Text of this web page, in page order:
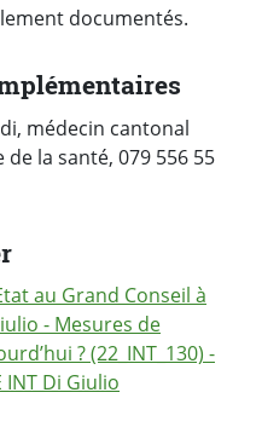
documentés.
médecin cantonal
la santé, 079 556 55
au Grand Conseil à
- Mesures de
? (22_INT_130) -
INT Di Giulio